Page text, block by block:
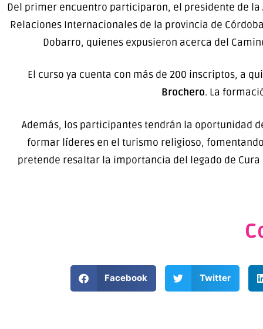
Del primer encuentro participaron, el presidente de la
Relaciones Internacionales de la provincia de
Dobarro, quienes expusieron acerca del
El curso ya cuenta con más de 200 inscriptos, a
Brochero. La
Además, los participantes tendrán la oportunidad
formar líderes en el turismo religioso,
pretende resaltar la importancia del legado de
Facebook Twitter